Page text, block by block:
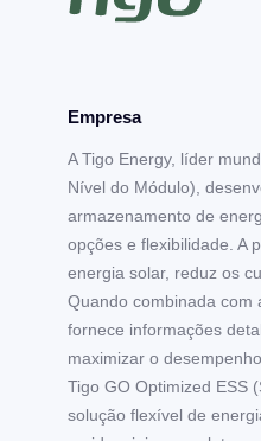
Empresa
A Tigo Energy, líder
Nível do Módulo),
armazenamento de
opções e flexibilidade. A
energia solar, reduz os
Quando combinada com
fornece informações
maximizar o
Tigo GO Optimized ESS
solução flexível de